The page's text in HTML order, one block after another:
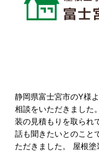
静岡県富士宮市のY様
相談をいただきました
装の見積もりを取られ
話も聞きたいとのこと
ただきました。 屋根